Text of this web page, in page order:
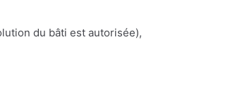
du bâti est autorisée),